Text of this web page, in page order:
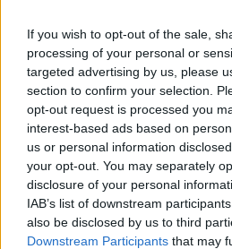
If you wish to opt-out of the sale,
processing of your personal or
targeted advertising by us, please
section to confirm your selection.
opt-out request is processed you
interest-based ads based on
us or personal information
your opt-out. You may separately
disclosure of your personal
IAB’s list of downstream
also be disclosed by us to third
Downstream Participants that may
Ελληνική Αναπτυξιακή Τράπεζα: Με
δρόμο για δάνεια έως 5 δισ. σε
Β.Σ. Καρούλιας: Τζίρος 98,7
εκατ. ευρώ και αύξηση κερδών
57% - Τα νέα στοιχήματα σε
low & non alcohol